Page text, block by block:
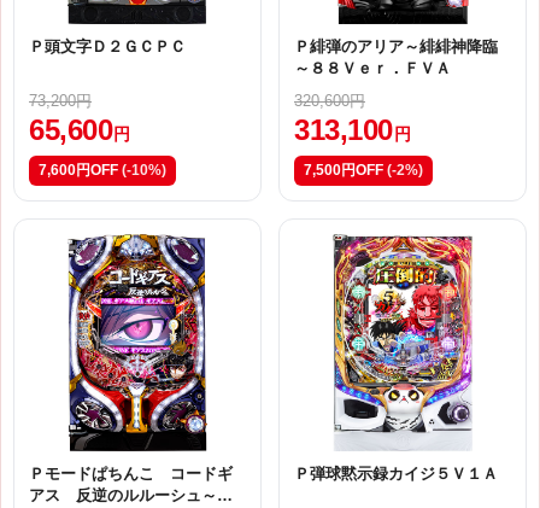
Ｐ頭文字Ｄ２ＧＣＰＣ
73,200円
65,600 円
7,600円OFF (-10%)
Ｐ緋弾のアリア～緋緋神降臨
～８８Ｖｅｒ．ＦＶＡ
320,600円
313,100 円
7,500円OFF (-2%)
Ｐモードぱちんこ コードギ
アス 反逆のルルーシュ～お
Ｐ弾球黙示録カイジ５Ｖ１Ａ